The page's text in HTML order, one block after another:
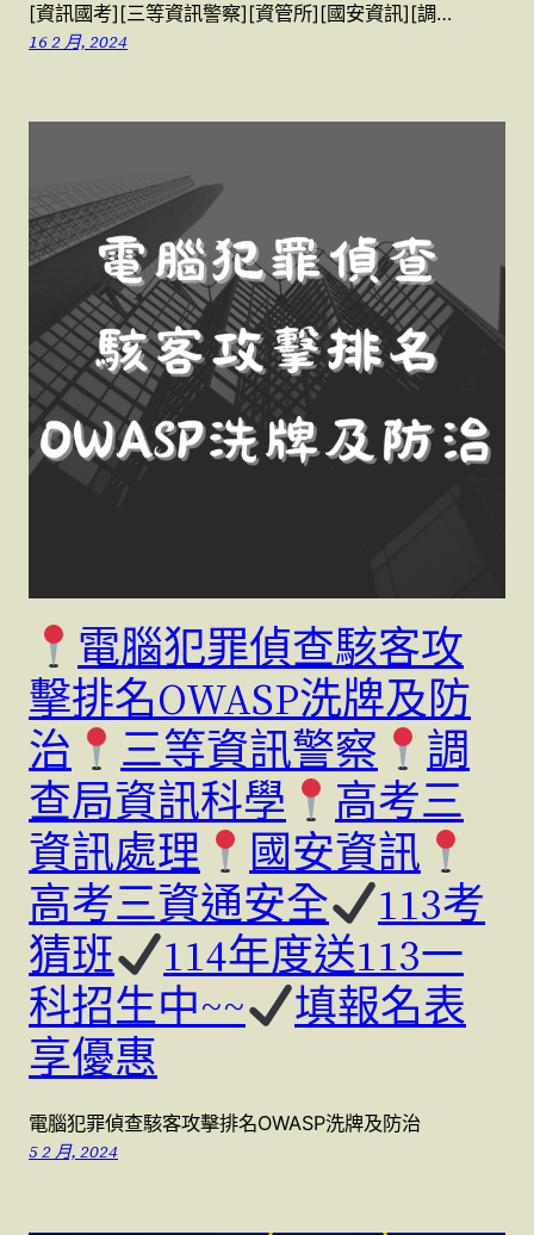
[資訊國考][三等資訊警察][資管所][國安資訊][調…
16 2 月, 2024
電腦犯罪偵查駭客攻
擊排名OWASP洗牌及防
治
三等資訊警察
調
查局資訊科學
高考三
資訊處理
國安資訊
高考三資通安全
113考
猜班
114年度送113一
科招生中~~
填報名表
享優惠
電腦犯罪偵查駭客攻擊排名OWASP洗牌及防治
5 2 月, 2024